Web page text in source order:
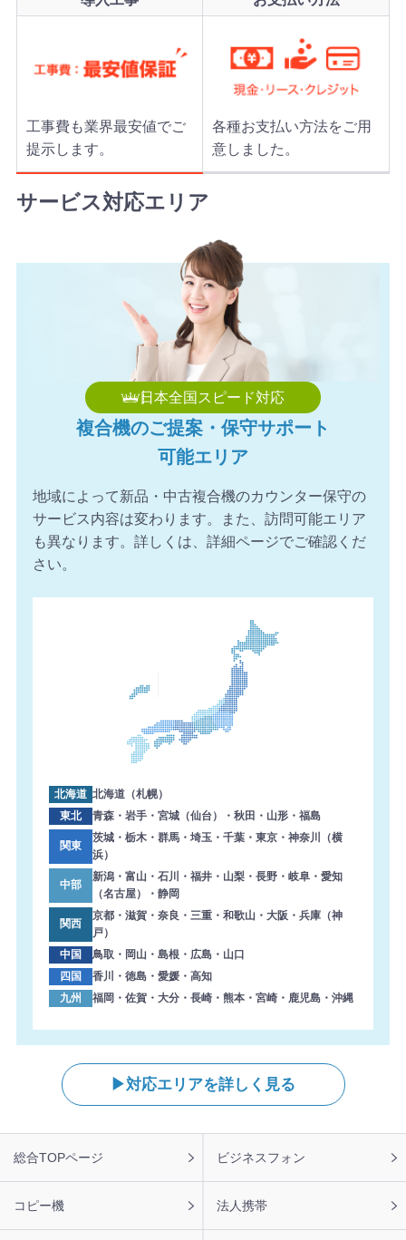
2026年8月7日 13:27
【岐阜県】コピー機 RICOH 導入のお問い合わせを頂きま
2026年8月7日 12:59
2026年8月7日 12:47
【神奈川県】複合機 RICOH 導入のお問い合わせを頂きま
した。ありがとうございます。
【神奈川県】コピー機 RICOH 導入のお問い合わせを頂き
ました。ありがとうございます。
2026年8月7日 11:48
【福岡県】コピー機 KONICA MINOLTA 導入のお問い合わ
せを頂きました。ありがとうございます。
2026年8月7日 11:24
【東京都】複合機 TOSHIBA 導入のお問い合わせを頂きま
工事費も業界最安値でご
提示します。
各種お支払い方法をご用
意しました。
サービス対応エリア
日本全国スピード対応
複合機のご提案・保守サポート
可能エリア
地域によって新品・中古複合機のカウンター保守の
サービス内容は変わります。また、訪問可能エリア
も異なります。詳しくは、詳細ページでご確認くだ
さい。
北海道 北海道（札幌）
東北
青森・岩手・宮城（仙台）・秋田・山形・福島
関東
茨城・栃木・群馬・埼玉・千葉・東京・神奈川（横
浜）
中部
新潟・富山・石川・福井・山梨・長野・岐阜・愛知
（名古屋）・静岡
関西
京都・滋賀・奈良・三重・和歌山・大阪・兵庫（神
戸）
中国
鳥取・岡山・島根・広島・山口
四国
香川・徳島・愛媛・高知
九州
福岡・佐賀・大分・長崎・熊本・宮崎・鹿児島・沖縄
対応エリアを詳しく見る
ッ
タ
総合TOPページ ビジネスフォン
コピー機 法人携帯